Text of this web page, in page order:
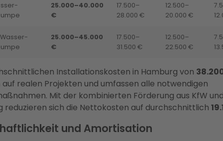
25.000–40.000
€
17.500–
28.000 €
12.500–
20.000 €
25.000–45.000
€
17.500–
31.500 €
12.500–
22.500 €
Installationskosten in Hamburg von
realen Projekten und umfassen alle notwendigen
Mit der kombinierten Förderung aus KfW
reduzieren sich die Nettokosten auf durchschnittlich
und Amortisation